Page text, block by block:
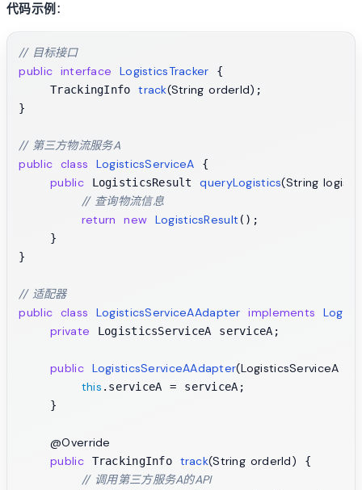
代码示例 ：
// 目标接口
public interface LogisticsTracker {
    TrackingInfo
track(String orderId) ;
}
// 第三方物流服务A
public class LogisticsServiceA {
public LogisticsResult queryLogistics(String
// 查询物流信息
return
new LogisticsResult ();
    }
}
// 适配器
public class LogisticsServiceAAdapter implements
private LogisticsServiceA serviceA;
public LogisticsServiceAAdapter(LogisticsServiceA
this .serviceA = serviceA;
    }
@Override
public TrackingInfo track(String orderId) {
// 调用第三方服务A的API